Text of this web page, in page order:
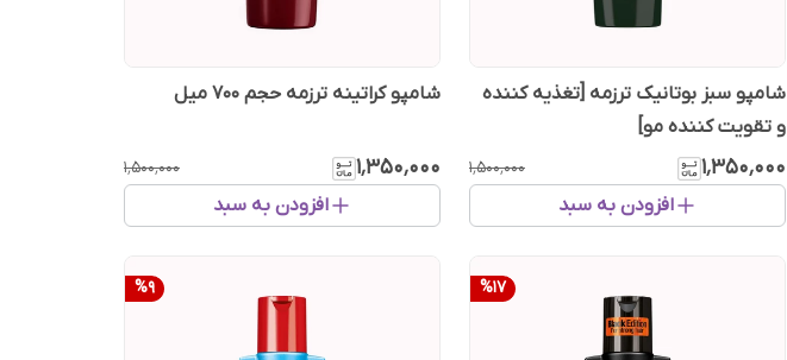
شامپو سبز بوتانیک ترزمه [تغذیه کننده
و تقویت کننده مو]
۱٬۳۵۰٬۰۰۰ ۱٬۵۰۰٬۰۰۰
افزودن به سبد
شامپو کراتینه ترزمه حجم 700 میل
۱٬۳۵۰٬۰۰۰ ۱٬۵۰۰٬۰۰۰
افزودن به سبد
%17
%9